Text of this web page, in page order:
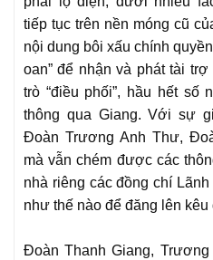
tiếp tục trên nền móng cũ
nội dung bôi xấu chính
oan” để nhận và phát tài
trò “điều phối”, hầu hết số
thông qua Giang. Với sự
Đoàn Trương Anh Thư,
mà vẫn chém được các
nhà riêng các đồng chí
như thế nào để đăng lên kêu
Đoàn Thanh Giang,